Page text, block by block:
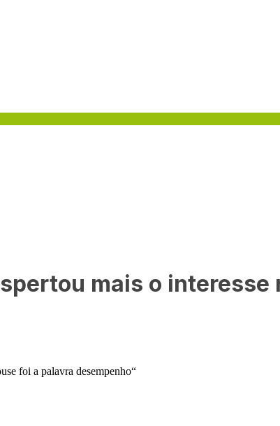
mais o interesse
foi a palavra desempenho“